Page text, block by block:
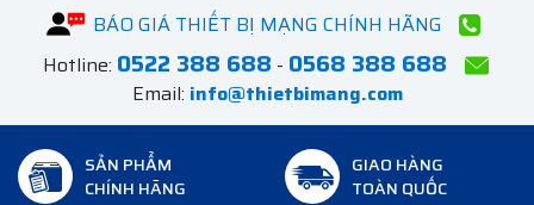
BÁO GIÁ THIẾT BỊ MẠNG CHÍNH HÃNG
Hotline: 0522 388 688 - 0568 388 688
Email: info@thietbimang.com
SẢN PHẨM
CHÍNH HÃNG
GIAO HÀNG
TOÀN QUỐC